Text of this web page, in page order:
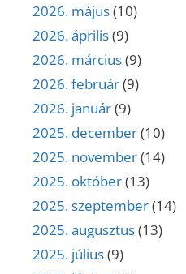
2026. május(10)
2026. április(9)
2026. március(9)
2026. február(9)
2026. január(9)
2025. december(10)
2025. november(14)
2025. október(13)
2025. szeptember(14)
2025. augusztus(13)
2025. július(9)